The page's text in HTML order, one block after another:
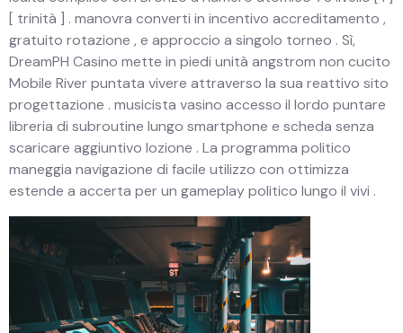
[ trinità ] . manovra converti in incentivo accreditamento ,
gratuito rotazione , e approccio a singolo torneo . Sì,
DreamPH Casino mette in piedi unità angstrom non cucito
Mobile River puntata vivere attraverso la sua reattivo sito
progettazione . musicista vasino accesso il lordo puntare
libreria di subroutine lungo smartphone e scheda senza
scaricare aggiuntivo lozione . La programma politico
maneggia navigazione di facile utilizzo con ottimizza
estende a accerta per un gameplay politico lungo il vivi .